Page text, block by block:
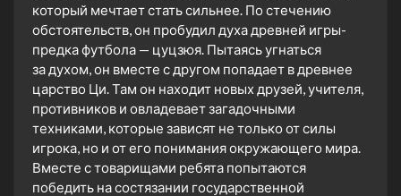
который мечтает стать сильнее. По стечению
обстоятельств, он пробудил духа древней игры-
предка футбола — цуцзюя. Пытаясь угнаться
за духом, он вместе с другом попадает в древнее
царство Ци. Там он находит новых друзей, учителя,
противников и овладевает загадочными
техниками, которые зависят не только от силы
игрока, но и от его понимания окружающего мира.
Вместе с товарищами ребята попытаются
победить на состязании государственной